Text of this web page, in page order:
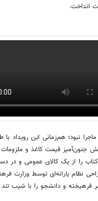
انداخت.
ماجرا نبود؛ هم‌زمانی این رویداد
کتاب را از یک کالای عمومی و در
نظام یارانه‌ای توسط وزارت
فرهیخته و دانشجو را با شیب